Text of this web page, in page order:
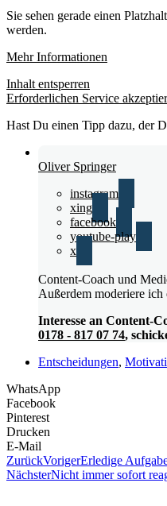
Sie sehen gerade einen
werden.
Mehr Informationen
Inhalt entsperren
Erforderlichen Service
Hast Du einen Tipp dazu, der
Oliver Springer
instagram
xing
facebook
youtube-play
x
Content-Coach und
Außerdem moderiere
Interesse an Content-
0178 - 817 07 74,
Entscheidungen,
WhatsApp
Facebook
Pinterest
Drucken
E-Mail
ZurückVorigerErledige
NächsterNicht immer sofort